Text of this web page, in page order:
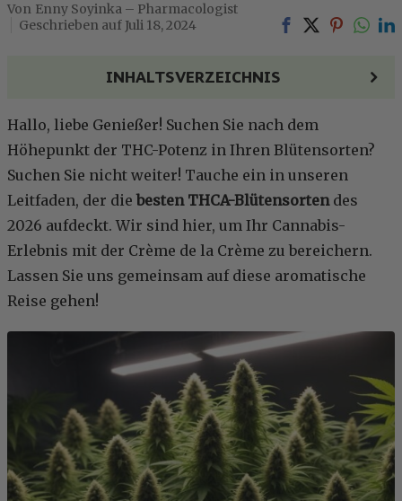
Enny Soyinka – Pharmacologist
Juli 18, 2024
INHALTSVERZEICHNIS
Hallo, liebe Genießer! Suchen Sie nach dem
Höhepunkt der THC-Potenz in Ihren Blütensorten?
Suchen Sie nicht weiter! Tauche ein in unseren
Leitfaden, der diebesten THCA-Blütensortendes
2026 aufdeckt. Wir sind hier, um Ihr Cannabis-
Erlebnis mit der Crème de la Crème zu bereichern.
Lassen Sie uns gemeinsam auf diese aromatische
Reise gehen!